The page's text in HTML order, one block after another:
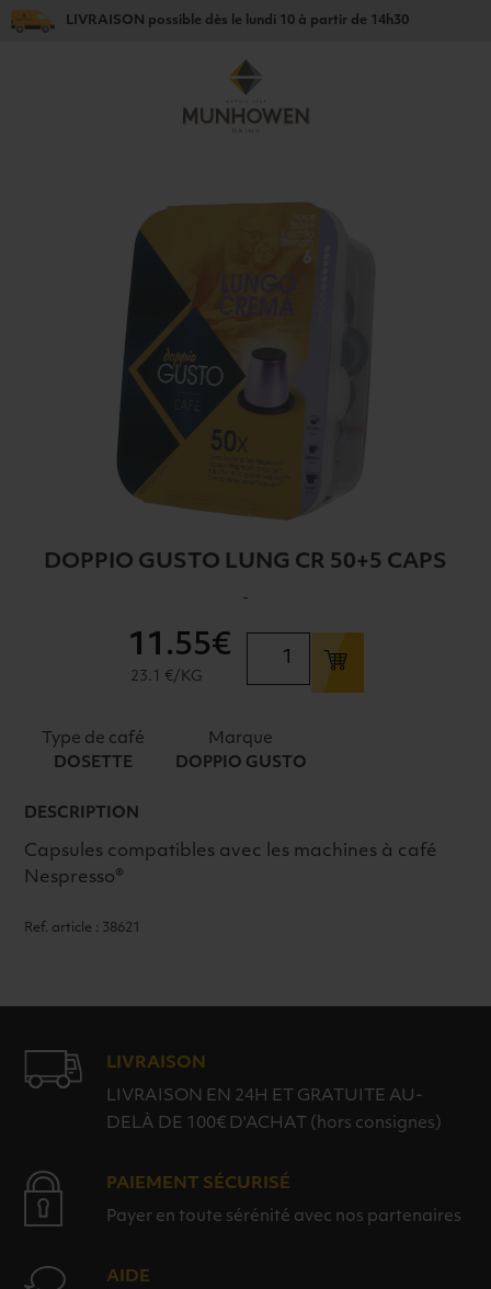
LIVRAISON possible dès le lundi 10 à partir de 14h30
DOPPIO GUSTO LUNG CR 50+5 CAPS
-
DOPPIO
LUNG
11 .55€
23.1 €/KG
Type de café
DOSETTE
Marque
DOPPIO GUSTO
DESCRIPTION
Capsules compatibles avec les machines à café
Nespresso®
Ref. article : 38621
LIVRAISON
LIVRAISON EN 24H ET GRATUITE AU-
DELÀ DE 100€ D'ACHAT (hors consignes)
PAIEMENT SÉCURISÉ
Payer en toute sérénité avec nos partenaires
AIDE